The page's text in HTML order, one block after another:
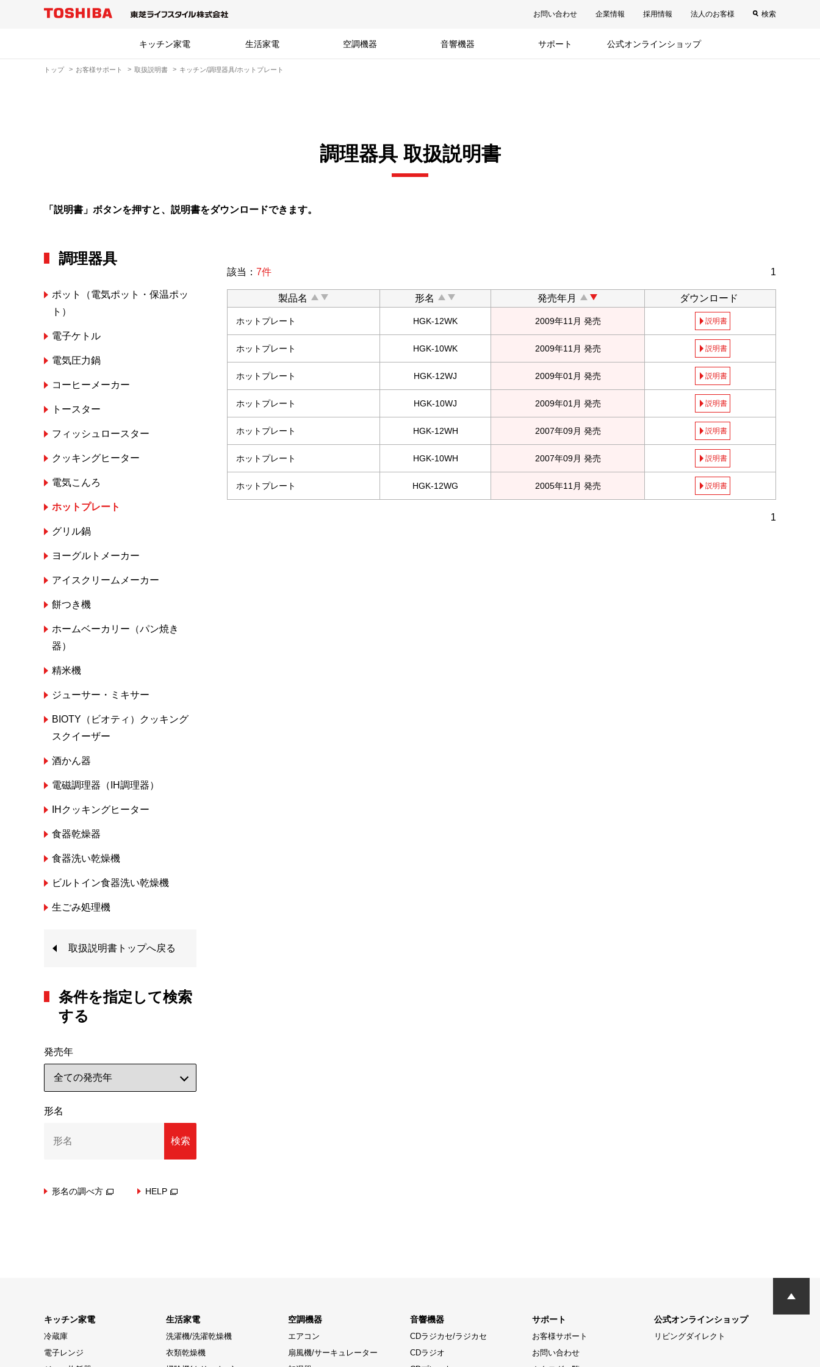
お問い合わせ 企業情報 採用情報 法人のお客様 検索
キッチン家電 生活家電 空調機器 音響機器 サポート 公式オンラインショップ
トップ お客様サポート 取扱説明書 キッチン/調理器具/ホットプレート
調理器具 取扱説明書
「説明書」ボタンを押すと、説明書をダウンロードできます。
調理器具
ポット（電気ポット・保温ポッ
ト）
電子ケトル
電気圧力鍋
コーヒーメーカー
トースター
フィッシュロースター
クッキングヒーター
電気こんろ
ホットプレート
グリル鍋
ヨーグルトメーカー
アイスクリームメーカー
餅つき機
ホームベーカリー（パン焼き
器）
精米機
ジューサー・ミキサー
BIOTY（ビオティ）クッキング
スクイーザー
酒かん器
電磁調理器（IH調理器）
IHクッキングヒーター
食器乾燥器
食器洗い乾燥機
ビルトイン食器洗い乾燥機
生ごみ処理機
取扱説明書トップへ戻る
条件を指定して検索
する
発売年
形名
検索
形名の調べ方 HELP
該当： 7件 1
製品名 形名 発売年月 ダウンロード
ホットプレート HGK-12WK 2009年11月 発売 説明書
ホットプレート HGK-10WK 2009年11月 発売 説明書
ホットプレート HGK-12WJ 2009年01月 発売 説明書
ホットプレート HGK-10WJ 2009年01月 発売 説明書
ホットプレート HGK-12WH 2007年09月 発売 説明書
ホットプレート HGK-10WH 2007年09月 発売 説明書
ホットプレート HGK-12WG 2005年11月 発売 説明書
1
キッチン家電
冷蔵庫
電子レンジ
生活家電
洗濯機/洗濯乾燥機
衣類乾燥機
空調機器
エアコン
扇風機/サーキュレーター
音響機器
CDラジカセ/ラジカセ
CDラジオ
サポート
お客様サポート
お問い合わせ
公式オンラインショップ
リビングダイレクト